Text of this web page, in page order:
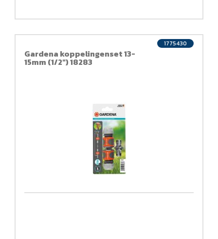
Gardena koppelingenset 13-
15mm (1/2") 18283
1775430